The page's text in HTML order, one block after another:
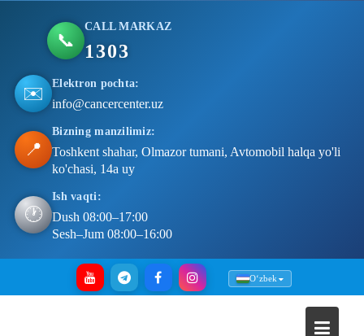
📞
CALL MARKAZ
1303
✉️ Elektron pochta:
info@cancercenter.uz
📍
Bizning manzilimiz:
Toshkent shahar, Olmazor tumani, Avtomobil halqa yo'li
ko'chasi, 14a uy
🕐
Ish vaqti:
Dush 08:00–17:00
Sesh–Jum 08:00–16:00
Oʻzbek